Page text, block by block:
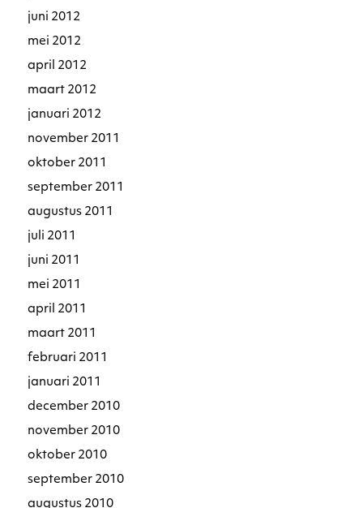
juni 2012
mei 2012
april 2012
maart 2012
januari 2012
november 2011
oktober 2011
september 2011
augustus 2011
juli 2011
juni 2011
mei 2011
april 2011
maart 2011
februari 2011
januari 2011
december 2010
november 2010
oktober 2010
september 2010
augustus 2010